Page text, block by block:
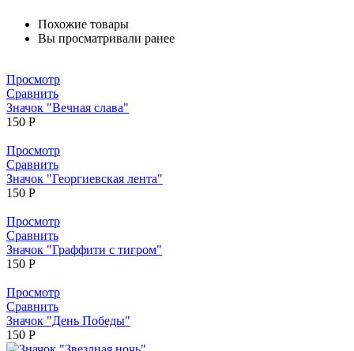
Похожие товары
Вы просматривали ранее
Просмотр
Сравнить
Значок "Вечная слава"
150 Р
Просмотр
Сравнить
Значок "Георгиевская лента"
150 Р
Просмотр
Сравнить
Значок "Граффити с тигром"
150 Р
Просмотр
Сравнить
Значок "День Победы"
150 Р